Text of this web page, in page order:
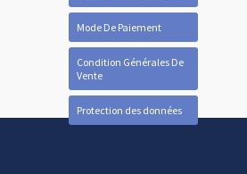
Mode De Paiement
Condition Générales De
Vente
Protection des données